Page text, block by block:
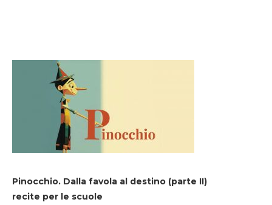
Pinocchio. Dalla favola al destino (parte II)
recite per le scuole